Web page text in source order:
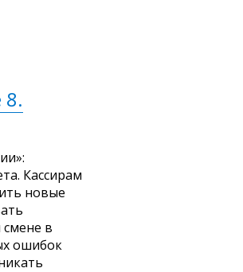
Кассирам
новые
в
ошибок